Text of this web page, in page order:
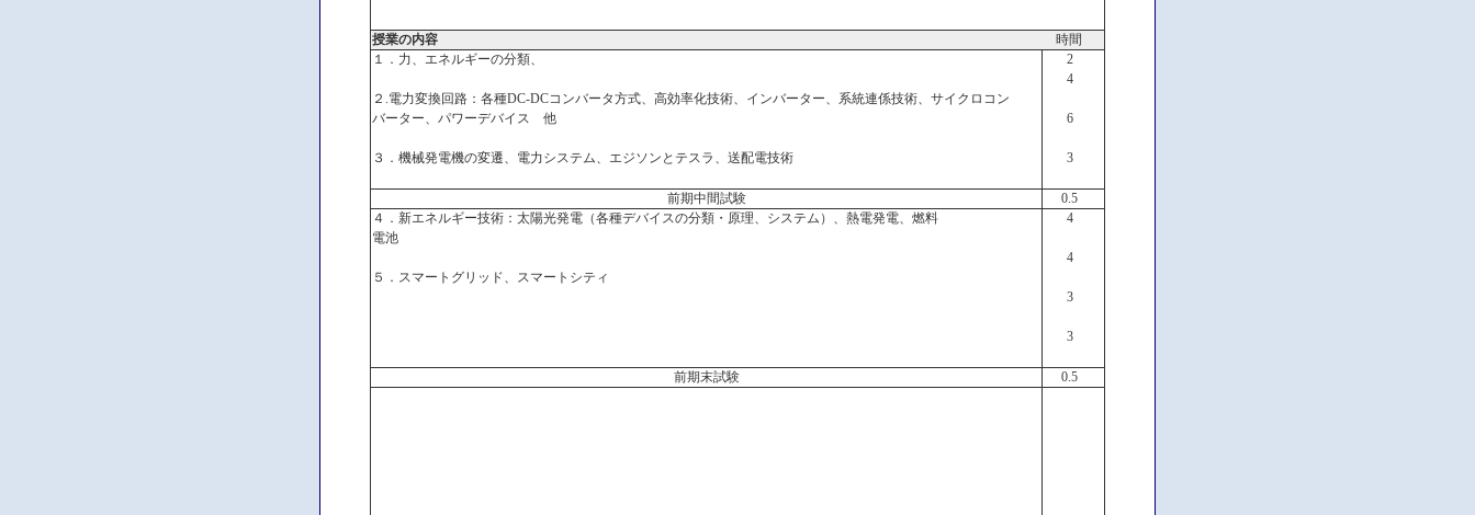
授業の内容
時間
１．力、エネルギーの分類、
2
4
２.電力変換回路：各種DC-DCコンバータ方式、高効率化技術、インバーター、系統連係技術、サイクロコン
バーター、パワーデバイス 他
6
３．機械発電機の変遷、電力システム、エジソンとテスラ、送配電技術 3
前期中間試験
0.5
４．新エネルギー技術：太陽光発電（各種デバイスの分類・原理、システム）、熱電発電、燃料
4
電池
4
５．スマートグリッド、スマートシティ
3
3
前期末試験 0.5